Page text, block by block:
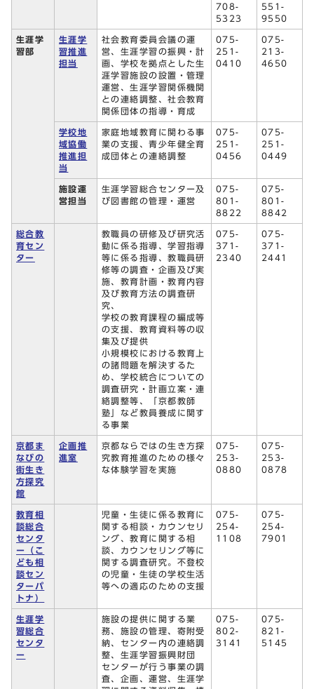
708-
5323
551-
9550
生涯学
習部
生涯学
習推進
担当
社会教育委員会議の運
営、生涯学習の振興・計
画、学校を拠点とした生
涯学習施設の設置・管理
運営、生涯学習関係機関
との連絡調整、社会教育
関係団体の指導・育成
075-
251-
0410
075-
213-
4650
学校地
域協働
推進担
当
家庭地域教育に関わる事
業の支援、青少年健全育
成団体との連絡調整
075-
251-
0456
075-
251-
0449
施設運
営担当
生涯学習総合センター及
び図書館の管理・運営
075-
801-
8822
075-
801-
8842
総合教
育セン
ター
教職員の研修及び研究活
動に係る指導、学習指導
等に係る指導、教職員研
修等の調査・企画及び実
施、教育計画・教育内容
及び教育方法の調査研
究、
学校の教育課程の編成等
の支援、教育資料等の収
集及び提供
小規模校における教育上
の諸問題を解決するた
め、学校統合についての
調査研究・計画立案・連
絡調整等、「京都教師
塾」など教員養成に関す
る事業
075-
371-
2340
075-
371-
2441
京都ま
なびの
街生き
方探究
館
企画推
進室
京都ならではの生き方探
究教育推進のための様々
な体験学習を実施
075-
253-
0880
075-
253-
0878
教育相
談総合
センタ
ー（こ
ども相
談セン
ターパ
トナ）
児童・生徒に係る教育に
関する相談・カウンセリ
ング、教育に関する相
談、カウンセリング等に
関する調査研究。不登校
の児童・生徒の学校生活
等への適応のための支援
075-
254-
1108
075-
254-
7901
生涯学
習総合
センタ
ー
施設の提供に関する業
務、施設の管理、寄附受
納、センター内の連絡調
整、生涯学習振興財団
センターが行う事業の調
査、企画、運営、生涯学
075-
802-
3141
075-
821-
5145